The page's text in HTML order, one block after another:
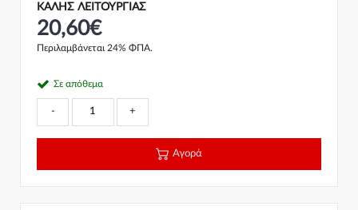
ΚΑΛΗΣ ΛΕΙΤΟΥΡΓΙΑΣ
20,60€
Περιλαμβάνεται 24% ΦΠΑ.
Σε απόθεμα
- +
Αγορά